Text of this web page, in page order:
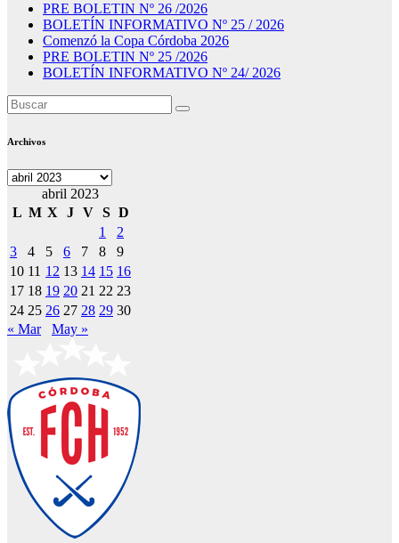
PRE BOLETIN Nº 26 /2026
BOLETÍN INFORMATIVO Nº 25 / 2026
Comenzó la Copa Córdoba 2026
PRE BOLETIN Nº 25 /2026
BOLETÍN INFORMATIVO Nº 24/ 2026
Archivos
Archivos
abril 2023
L M X J V S D
1
2
3
4 5 6 7 8
9
10 11 12 13 14 15 16
17 18 19 20 21 22 23
24 25 26 27 28 29 30
« Mar
May »